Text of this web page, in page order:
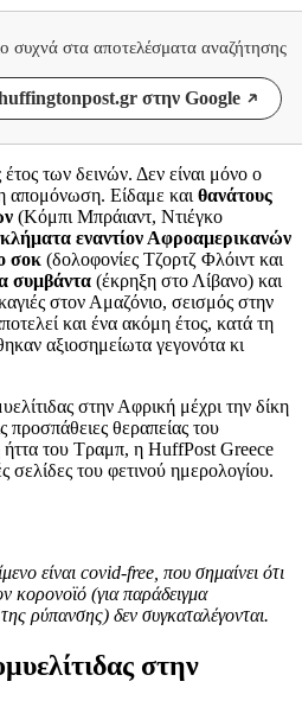
συχνά στα αποτελέσματα αναζήτησης
στην Google
των δεινών. Δεν είναι μόνο ο
απομόνωση. Είδαμε και θανάτους
(Κόμπι Μπράιαντ, Ντιέγκο
εναντίον Αφροαμερικανών
σοκ (δολοφονίες Τζορτζ Φλόιντ και
συμβάντα (έκρηξη στο Λίβανο) και
στον Αμαζόνιο, σεισμός στην
και ένα ακόμη έτος, κατά τη
αξιοσημείωτα γεγονότα κι
στην Αφρική μέχρι την δίκη
προσπάθειες θεραπείας του
ήττα του Τραμπ, η HuffPost Greece
σελίδες του φετινού ημερολογίου.
είναι covid-free, που σημαίνει ότι
κορονοϊό (για παράδειγμα
ρύπανσης) δεν συγκαταλέγονται.
στην